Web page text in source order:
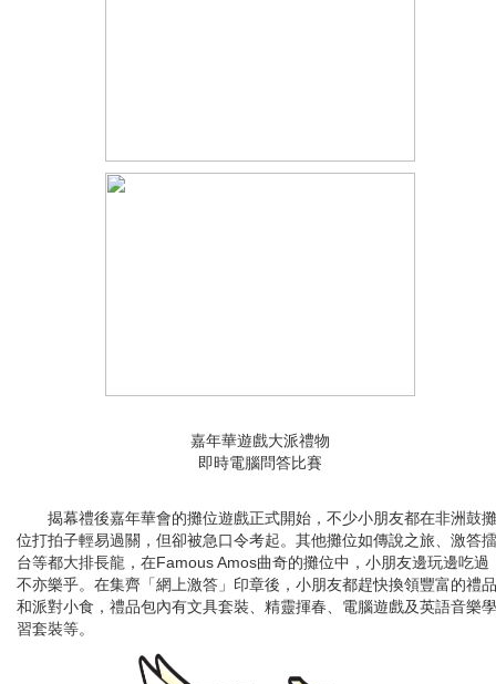
嘉年華遊戲大派禮物
即時電腦問答比賽
揭幕禮後嘉年華會的攤位遊戲正式開始，不少小朋友都在非洲鼓攤
位打拍子輕易過關，但卻被急口令考起。其他攤位如傳說之旅、激答擂
台等都大排長龍，在Famous Amos曲奇的攤位中，小朋友邊玩邊吃過
不亦樂乎。在集齊「網上激答」印章後，小朋友都趕快換領豐富的禮品
和派對小食，禮品包內有文具套裝、精靈揮春、電腦遊戲及英語音樂學
習套裝等。